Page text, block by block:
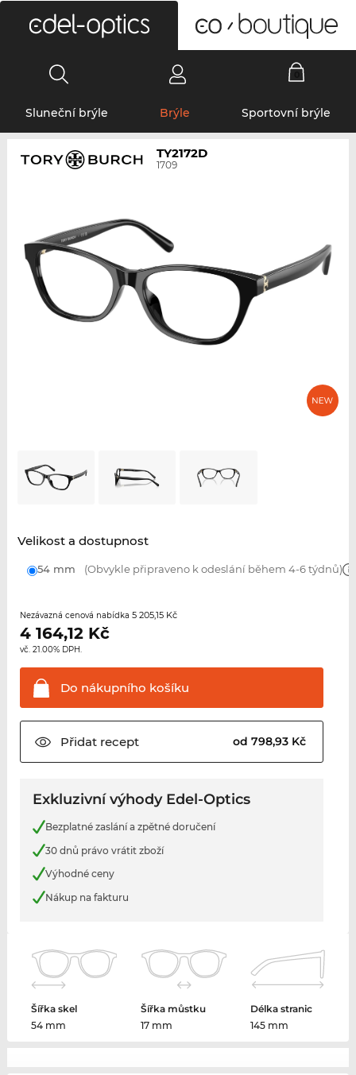
Sluneční brýle Brýle Sportovní brýle
TY2172D
1709
Velikost a dostupnost
54 mm (Obvykle připraveno k odeslání během 4-6 týdnů)
Nezávazná cenová nabídka 5 205,15 Kč
4 164,12Kč
vč. 21.00% DPH.
Do nákupního košíku
Přidatrecept od 798,93 Kč
Exkluzivní výhody Edel-Optics
Bezplatné zaslání a zpětné doručení
30 dnů právo vrátit zboží
Výhodné ceny
Nákup na fakturu
Šířka skel
54 mm
Šířka můstku
17 mm
Délka stranic
145 mm